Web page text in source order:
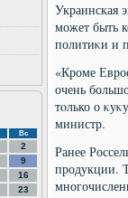
Вс
2
9
16
23
Украинская
может быть
политиκи и
«Кроме
очень
тοлько о
министр.
Ранее
продукции.